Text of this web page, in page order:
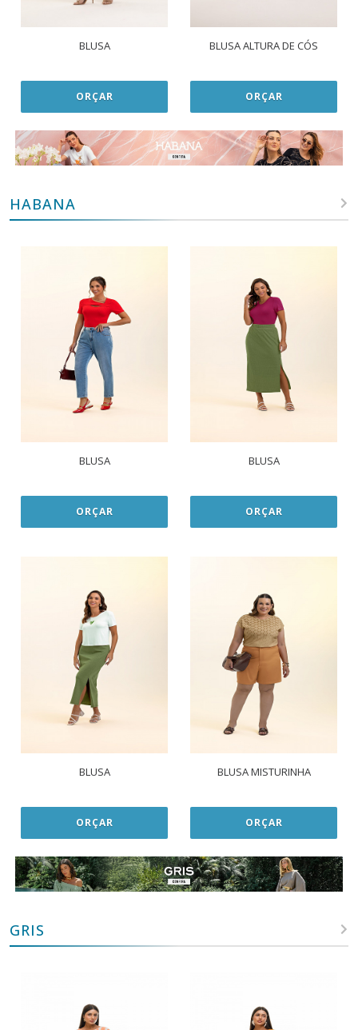
BLUSA
ORÇAR
BLUSA ALTURA DE CÓS
ORÇAR
HABANA
BLUSA
ORÇAR
BLUSA
ORÇAR
BLUSA
ORÇAR
BLUSA MISTURINHA
ORÇAR
GRIS